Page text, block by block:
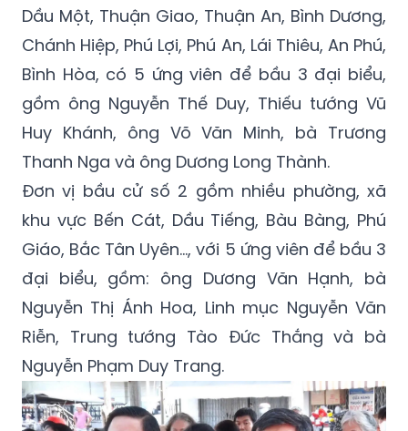
Dầu Một, Thuận Giao, Thuận An, Bình Dương,
Chánh Hiệp, Phú Lợi, Phú An, Lái Thiêu, An Phú,
Bình Hòa, có 5 ứng viên để bầu 3 đại biểu,
gồm ông Nguyễn Thế Duy, Thiếu tướng Vũ
Huy Khánh, ông Võ Văn Minh, bà Trương
Thanh Nga và ông Dương Long Thành.
Đơn vị bầu cử số 2 gồm nhiều phường, xã
khu vực Bến Cát, Dầu Tiếng, Bàu Bàng, Phú
Giáo, Bắc Tân Uyên…, với 5 ứng viên để bầu 3
đại biểu, gồm: ông Dương Văn Hạnh, bà
Nguyễn Thị Ánh Hoa, Linh mục Nguyễn Văn
Riễn, Trung tướng Tào Đức Thắng và bà
Nguyễn Phạm Duy Trang.